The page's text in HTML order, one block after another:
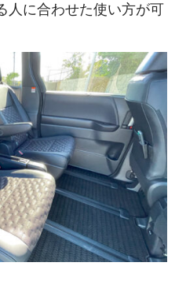
人に合わせた使い方が可